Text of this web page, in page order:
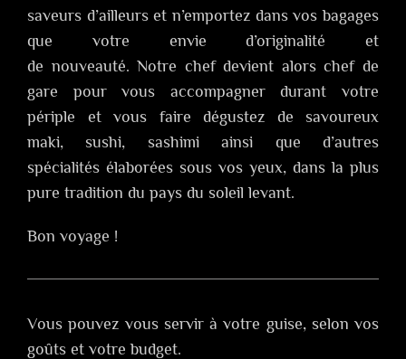
saveurs d’ailleurs et n’emportez dans vos bagages
que votre envie d’originalité et
de nouveauté. Notre chef devient alors chef de
gare pour vous accompagner durant votre
périple et vous faire dégustez de savoureux
maki, sushi, sashimi ainsi que d’autres
spécialités élaborées sous vos yeux, dans la plus
pure tradition du pays du soleil levant.
Bon voyage !
Vous pouvez vous servir à votre guise, selon vos
goûts et votre budget.